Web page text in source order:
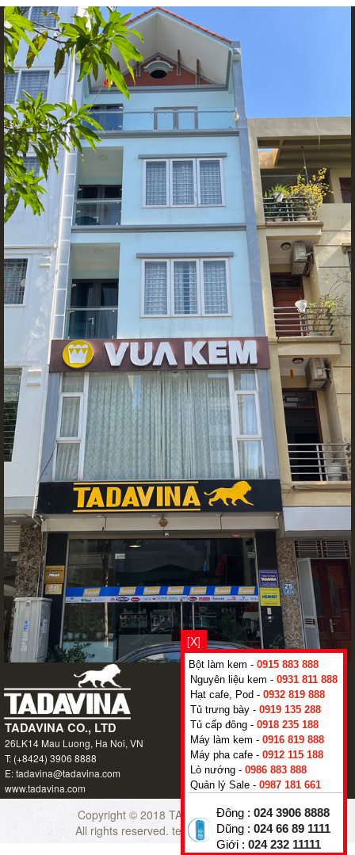
Copyright © 2018 TADAVINA CO., LTD-
All rights reserved. techfrostvietnam.com
[X]
Bột làm kem - 0915 883 888
Nguyên liệu kem - 0931 811 888
Hạt cafe, Pod - 0932 819 888
Tủ trưng bày - 0919 135 288
Tủ cấp đông - 0918 235 188
Máy làm kem - 0916 819 888
Máy pha cafe - 0912 115 188
Lò nướng - 0986 883 888
Quản lý Sale - 0987 181 661
Đông : 024 3906 8888
Dũng : 024 66 89 1111
Giới : 024 232 11111